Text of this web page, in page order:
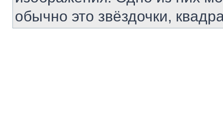
обычно это звёздочки,